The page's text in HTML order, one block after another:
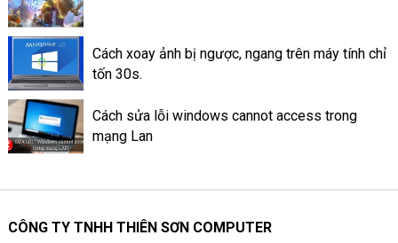
Cách xoay ảnh bị ngược, ngang trên máy tính chỉ
tốn 30s.
Cách sửa lỗi windows cannot access trong
mạng Lan
CÔNG TY TNHH THIÊN SƠN COMPUTER